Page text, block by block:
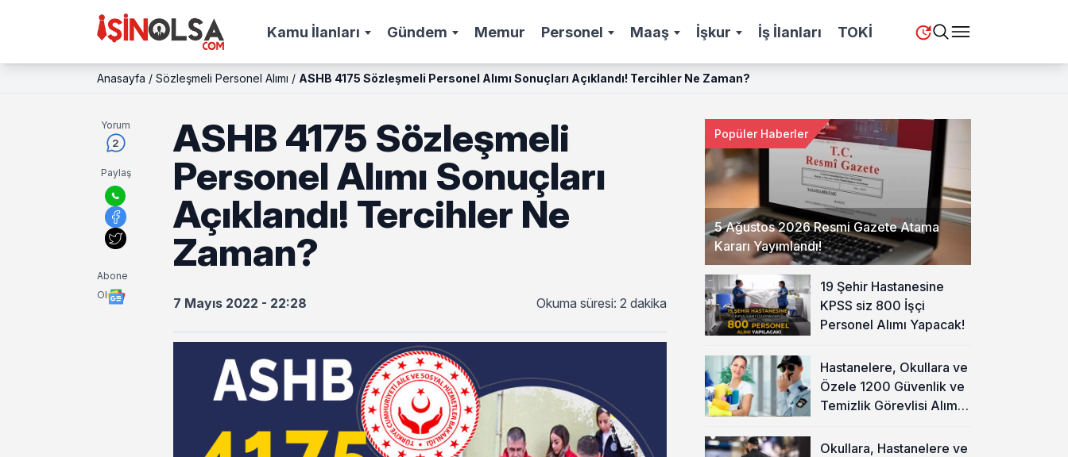
Kamu İlanları Gündem Memur Personel Maaş İşkur İş İlanları TOKİ
Anasayfa / Sözleşmeli Personel Alımı / ASHB 4175 Sözleşmeli Personel Alımı Sonuçları Açıklandı! Tercihler Ne Zaman?
Yorum
2
Paylaş
Abone
Ol
ASHB 4175 Sözleşmeli
Personel Alımı Sonuçları
Açıklandı! Tercihler Ne
Zaman?
7 Mayıs 2022 - 22:28 Okuma süresi: 2 dakika
5 Ağustos 2026 Resmi Gazete Atama
Kararı Yayımlandı!
Popüler Haberler
19 Şehir Hastanesine
KPSS siz 800 İşçi
Personel Alımı Yapacak!
Hastanelere, Okullara ve
Özele 1200 Güvenlik ve
Temizlik Görevlisi Alımı
Okullara, Hastanelere ve